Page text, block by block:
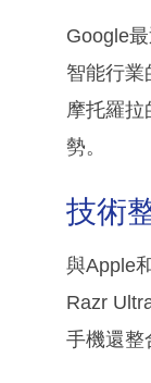
Google
智能行業
摩托羅
勢。
技術
與Apple
Razr
手機還整